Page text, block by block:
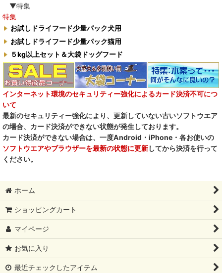
▼特集
特集
お試しドライフード少量パック犬用
お試しドライフード少量パック猫用
５kg以上セット＆大袋ドッグフード
インターネット環境のセキュリティー強化によるカード決済不可につ
いて
最新のセキュリティー強化により、更新していない古いソフトウエア
の場合、カード決済ができない状態が発生しております。
カード決済ができない場合は、一度Android・iPhone・各お使いの
ソフトウエアやブラウザーを最新の状態に更新してから決済を行って
ください。
ホーム
ショッピングカート
マイページ
お気に入り
最近チェックしたアイテム